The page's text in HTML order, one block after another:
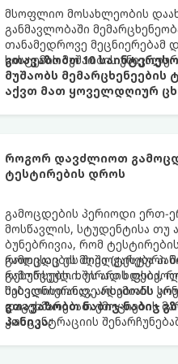
მსოფლიო მოსახლეობის
განმავლობაში
თანამედროვე მეცნიერებამ
სისტემის მუშაობის
გთავაზობთ 10
მუშაობს მემარცხენეების
აქვთ მათ ყოველდღიურ
როგორ დავძლიოთ
ტესტირების დროს
გამოცდების პერიოდი ერთ-
მოსწავლის, სტუდენტისა თუ
ბუნებრივია, რომ
როდესაც ეს მღელვარება
რესურსებს. ხშირად ხდება,
შესვლისთანავე ადამიანს
გამოცდების შიში
გამოწვეული. ეს არის
საბედნიეროდ, არსებობს
დაგეხმარებათ ემოციების
კონცენტრაციის
გთავაზობთ ნაბიჯ-ნაბიჯ
პანიკა: